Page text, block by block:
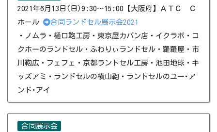
2021年6月13日(日)9:30～15:00【大阪府】ＡＴＣ Ｃ
ホール
合同ランドセル展示会2021
・ノムラ・樋口鞄工房・東京屋カバン店・イクラボ・コ
クホーのランドセル・ふわりぃランドセル・羅羅屋・市
川鞄広・フェフェ・京都ランドセル工房・​池田地球・キ
ッズアミ​・ランドセルの横山鞄・ランドセルのユー･ア
ンド･アイ
合同展示会